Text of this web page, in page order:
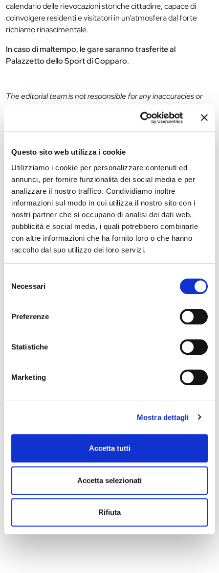
Questo sito web utilizza i cookie
Utilizziamo i cookie per personalizzare contenuti ed
annunci, per fornire funzionalità dei social media e per
analizzare il nostro traffico. Condividiamo inoltre
informazioni sul modo in cui utilizza il nostro sito con i
nostri partner che si occupano di analisi dei dati web,
pubblicità e social media, i quali potrebbero combinarle
con altre informazioni che ha fornito loro o che hanno
raccolto dal suo utilizzo dei loro servizi.
delNecessari
Preferenze
Statistiche
Marketing
Mostra dettagli
Accetta tutti
Accetta selezionati
Rifiuta
calendario delle rievocazioni storiche cittadine, capace di
coinvolgere residenti e visitatori in un’atmosfera dal forte
richiamo rinascimentale.
In caso di maltempo, le gare saranno trasferite al
Palazzetto dello Sport di Copparo.
The editorial team is not responsible for any inaccuracies or
cancellation, variation, modification of the information of an
event you can write toinfotur@comune.fe.it.